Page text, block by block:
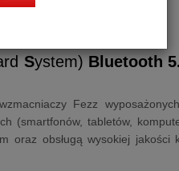
System) Bluetooth
Fezz
(smartfonów, tabletów,
oraz obsługą wysokiej